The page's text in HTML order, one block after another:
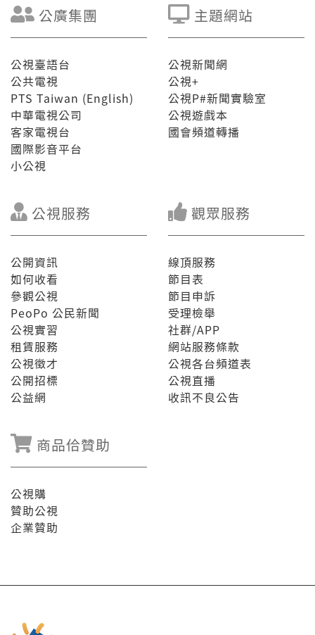
公廣集團
公視臺語台
公共電視
PTS Taiwan (English)
中華電視公司
客家電視台
國際影音平台
小公視
主題網站
公視新聞網
公視+
公視P#新聞實驗室
公視遊戲本
國會頻道轉播
公視服務
公開資訊
如何收看
參觀公視
PeoPo 公民新聞
公視實習
租賃服務
公視徵才
公開招標
公益網
觀眾服務
線頂服務
節目表
節目申訴
受理檢舉
社群/APP
網站服務條款
公視各台頻道表
公視直播
收訊不良公告
商品佮贊助
公視購
贊助公視
企業贊助